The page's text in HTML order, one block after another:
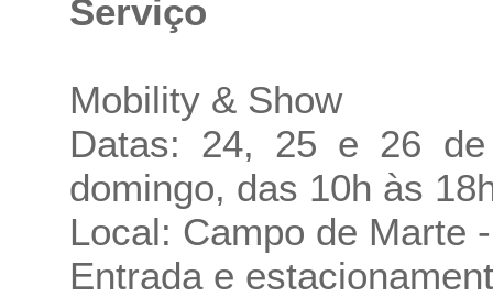
Serviço
Mobility & Show
Datas: 24, 25 e 26
domingo, das 10h às
Local: Campo de Marte
Entrada e